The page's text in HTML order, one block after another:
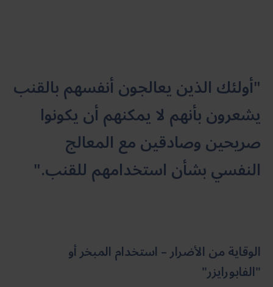
"أولئك الذين يعالجون أنفسهم بالقنب
يشعرون بأنهم لا يمكنهم أن يكونوا
صريحين وصادقين مع المعالج
النفسي بشأن استخدامهم للقنب."
الوقاية من الأضرار – استخدام المبخر أو
"الفابورايزر"